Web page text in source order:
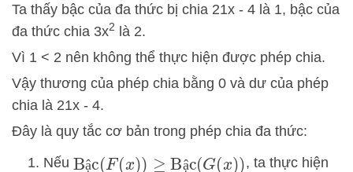
Ta thấy bậc của đa thức bị chia 21x - 4 là 1, bậc của
đa thức chia 3x2 là 2.
Vì 1 < 2 nên không thể thực hiện được phép chia.
Vậy thương của phép chia bằng 0 và dư của phép
chia là 21x - 4.
Đây là quy tắc cơ bản trong phép chia đa thức:
Nếu
ậ ậ
Bậc( F(x))≥ Bậc(G(x)) , ta thực hiện